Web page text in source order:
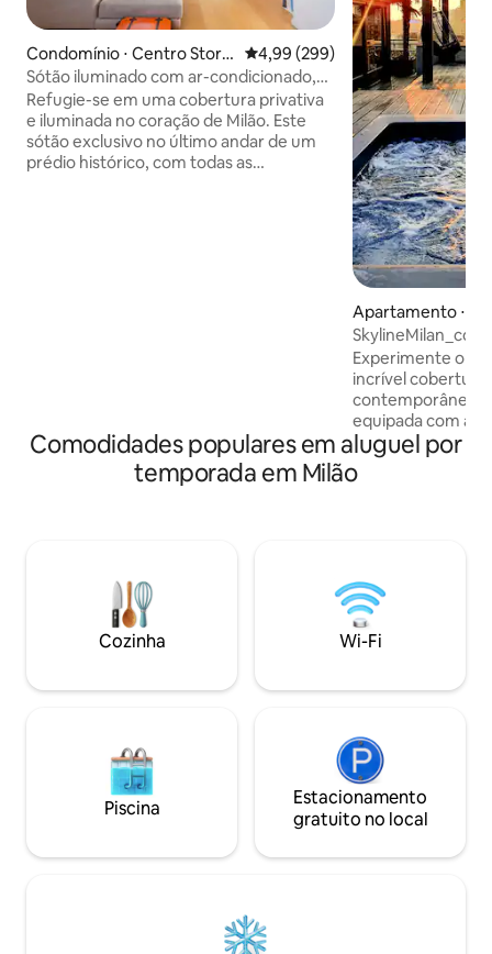
Condomínio ⋅ Centro Storic
o
4,99 de uma avaliação média de
4,99 (299)
Sótão iluminado com ar-condicionado,
central e tranquilo
Refugie-se em uma cobertura privativa
e iluminada no coração de Milão. Este
sótão exclusivo no último andar de um
prédio histórico, com todas as
independente na cidade.
Apartamento ⋅
SkylineMilan_com
Experimente o
incrível cobertura
contemporâneas
equipada com ar-
A VAPOR e um
vista para o
cobertura tem
terraço há
disponível de 01/
solicitação (pelo
check-in) com
Comodidades populares em aluguel por
temporada em Milão
Cozinha Wi-Fi
Piscina
Estacionamento
gratuito no local